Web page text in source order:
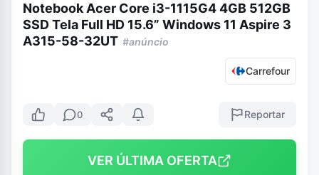
Notebook Acer Core i3-1115G4 4GB 512GB
SSD Tela Full HD 15.6” Windows 11 Aspire 3
A315-58-32UT #anúncio
Carrefour
0 Reportar
VER ÚLTIMA OFERTA